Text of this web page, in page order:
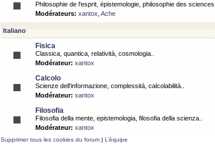
Philosophie de l'esprit, épistemologie, philosophie des sciences..
Modérateurs: xantox Ache
Italiano
Fisica
Classica, quantica, relatività, cosmologia..
Modérateur: xantox
Calcolo
Scienze dell'informazione, complessità, calcolabilità..
Modérateur: xantox
Filosofia
Filosofia della mente, epistemologia, filosofia della scienza..
Modérateur: xantox
Supprimer tous les cookies du forum | L’équipe